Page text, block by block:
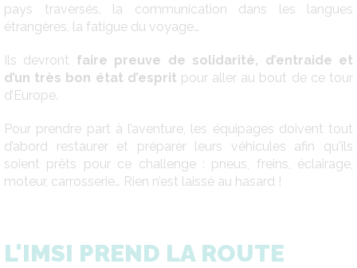
pays traversés, la communication dans les langues
étrangères, la fatigue du voyage…
Ils devront faire preuve de solidarité, d’entraide et
d’un très bon état d’esprit pour aller au bout de ce tour
d’Europe.
Pour prendre part à l’aventure, les équipages doivent tout
d’abord restaurer et préparer leurs véhicules afin qu'ils
soient prêts pour ce challenge : pneus, freins, éclairage,
moteur, carrosserie… Rien n’est laissé au hasard !
L'IMSI PREND LA ROUTE